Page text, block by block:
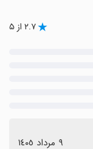
۲.۷ از ۵
٩ مرداد ١٤٠٥